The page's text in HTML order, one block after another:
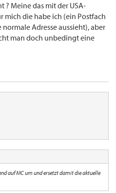
? Meine das mit der USA-
mich die habe ich (ein Postfach
Adresse aussieht), aber
man doch unbedingt eine
auf MC um und ersetzt damit die aktuelle